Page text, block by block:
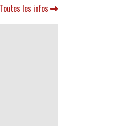
Toutes les infos